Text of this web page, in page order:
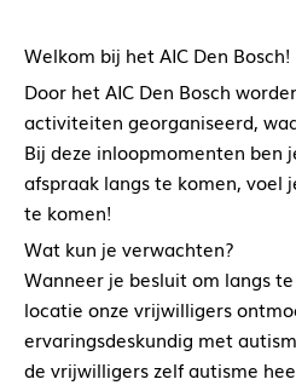
Welkom bij het AIC Den Bosch!
Door het AIC Den Bosch
activiteiten georganiseerd,
Bij deze inloopmomenten ben
afspraak langs te komen, voel
te komen!
Wat kun je verwachten?
Wanneer je besluit om langs
locatie onze vrijwilligers
ervaringsdeskundig met
de vrijwilligers zelf autisme